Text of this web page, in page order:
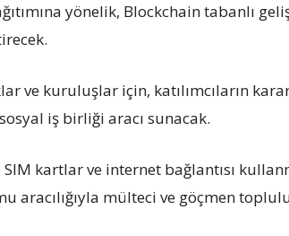
yönelik, Blockchain tabanlı
ve kuruluşlar için, katılımcıların
iş birliği aracı sunacak.
SIM kartlar ve internet bağlantısı
aracılığıyla mülteci ve göçmen